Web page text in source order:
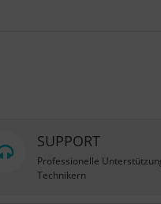
SUPPORT
Professionelle
Technikern